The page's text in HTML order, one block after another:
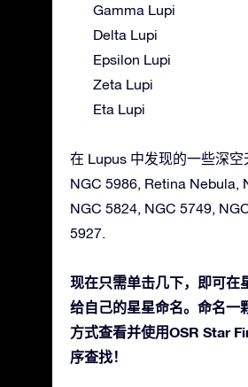
Gamma Lupi
Delta Lupi
Epsilon Lupi
Zeta Lupi
Eta Lupi
在 Lupus 中发现的一些深空
NGC 5986, Retina Nebula,
NGC 5824, NGC 5749,
5927.
现在只需单击几下，即可在
给自己的星星命名。命名一
方式查看并使用OSR Star
序查找！